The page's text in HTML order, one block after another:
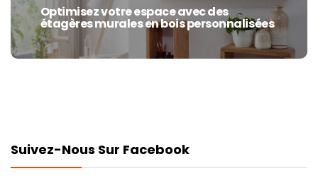
Next
post:
Optimisez votre espace avec des
étagères murales en bois personnalisées
Suivez-Nous Sur Facebook